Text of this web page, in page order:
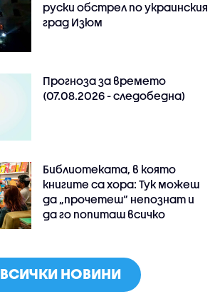
руски обстрeл по украинския
град Изюм
Прогноза за времето
(07.08.2026 - следобедна)
Библиотеката, в която
книгите са хора: Тук можеш
да „прочетеш“ непознат и
да го попиташ всичко
ВСИЧКИ НОВИНИ